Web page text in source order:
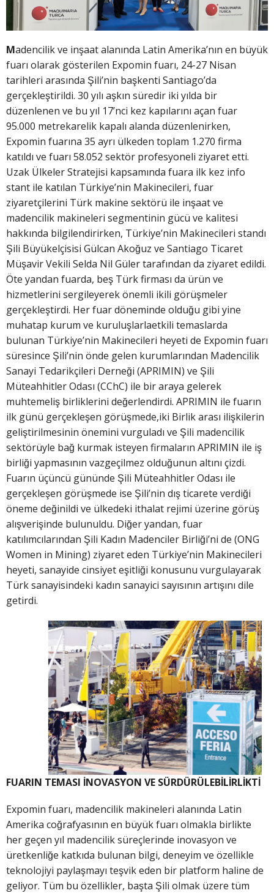
Madencilik ve inşaat alanında Latin Amerika’nın en büyük
fuarı olarak gösterilen Expomin fuarı, 24-27 Nisan
tarihleri arasında Şili’nin başkenti Santiago’da
gerçekleştirildi. 30 yılı aşkın süredir iki yılda bir
düzenlenen ve bu yıl 17’nci kez kapılarını açan fuar
95.000 metrekarelik kapalı alanda düzenlenirken,
Expomin fuarına 35 ayrı ülkeden toplam 1.270 firma
katıldı ve fuarı 58.052 sektör profesyoneli ziyaret etti.
Uzak Ülkeler Stratejisi kapsamında fuara ilk kez info
stant ile katılan Türkiye’nin Makinecileri, fuar
ziyaretçilerini Türk makine sektörü ile inşaat ve
madencilik makineleri segmentinin gücü ve kalitesi
hakkında bilgilendirirken, Türkiye’nin Makinecileri standı
Şili Büyükelçisisi Gülcan Akoğuz ve Santiago Ticaret
Müşavir Vekili Selda Nil Güler tarafından da ziyaret edildi.
Öte yandan fuarda, beş Türk firması da ürün ve
hizmetlerini sergileyerek önemli ikili görüşmeler
gerçekleştirdi. Her fuar döneminde olduğu gibi yine
muhatap kurum ve kuruluşlarlaetkili temaslarda
bulunan Türkiye’nin Makinecileri heyeti de Expomin fuarı
süresince Şili’nin önde gelen kurumlarından Madencilik
Sanayi Tedarikçileri Derneği (APRIMIN) ve Şili
Müteahhitler Odası (CChC) ile bir araya gelerek
muhtemeliş birliklerini değerlendirdi. APRIMIN ile fuarın
ilk günü gerçekleşen görüşmede,iki Birlik arası ilişkilerin
geliştirilmesinin önemini vurguladı ve Şili madencilik
sektörüyle bağ kurmak isteyen firmaların APRIMIN ile iş
birliği yapmasının vazgeçilmez olduğunun altını çizdi.
Fuarın üçüncü gününde Şili Müteahhitler Odası ile
gerçekleşen görüşmede ise Şili’nin dış ticarete verdiği
öneme değinildi ve ülkedeki ithalat rejimi üzerine görüş
alışverişinde bulunuldu. Diğer yandan, fuar
katılımcılarından Şili Kadın Madenciler Birliği’ni de (ONG
Women in Mining) ziyaret eden Türkiye’nin Makinecileri
heyeti, sanayide cinsiyet eşitliği konusunu vurgulayarak
Türk sanayisindeki kadın sanayici sayısının artışını dile
getirdi.
FUARIN TEMASI İNOVASYON VE SÜRDÜRÜLEBİLİRLİKTİ
Expomin fuarı, madencilik makineleri alanında Latin
Amerika coğrafyasının en büyük fuarı olmakla birlikte
her geçen yıl madencilik süreçlerinde inovasyon ve
üretkenliğe katkıda bulunan bilgi, deneyim ve özellikle
teknolojiyi paylaşmayı teşvik eden bir platform haline de
geliyor. Tüm bu özellikler, başta Şili olmak üzere tüm